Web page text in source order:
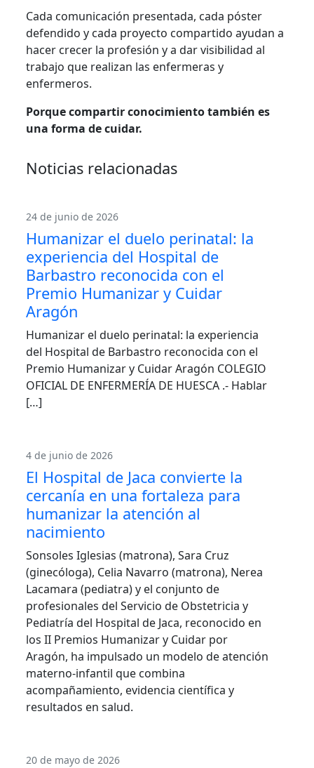
Cada comunicación presentada, cada póster
defendido y cada proyecto compartido ayudan a
hacer crecer la profesión y a dar visibilidad al
trabajo que realizan las enfermeras y
enfermeros.
Porque compartir conocimiento también es
una forma de cuidar.
Noticias relacionadas
24 de junio de 2026
Humanizar el duelo perinatal: la
experiencia del Hospital de
Barbastro reconocida con el
Premio Humanizar y Cuidar
Aragón
Humanizar el duelo perinatal: la experiencia
del Hospital de Barbastro reconocida con el
Premio Humanizar y Cuidar Aragón COLEGIO
OFICIAL DE ENFERMERÍA DE HUESCA .- Hablar
[…]
4 de junio de 2026
El Hospital de Jaca convierte la
cercanía en una fortaleza para
humanizar la atención al
nacimiento
Sonsoles Iglesias (matrona), Sara Cruz
(ginecóloga), Celia Navarro (matrona), Nerea
Lacamara (pediatra) y el conjunto de
profesionales del Servicio de Obstetricia y
Pediatría del Hospital de Jaca, reconocido en
los II Premios Humanizar y Cuidar por
Aragón, ha impulsado un modelo de atención
materno-infantil que combina
acompañamiento, evidencia científica y
resultados en salud.
20 de mayo de 2026